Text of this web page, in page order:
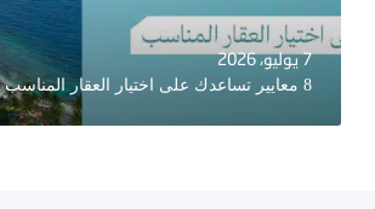
7 يوليو، 2026
8 معايير تساعدك على اختيار العقار المناسب